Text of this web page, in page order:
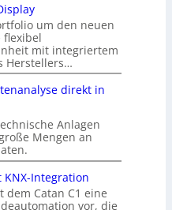
um den neuen
flexibel
mit integriertem
Herstellers…
direkt in
Anlagen
Mengen an
Integration
dem Catan C1 eine
vor, die